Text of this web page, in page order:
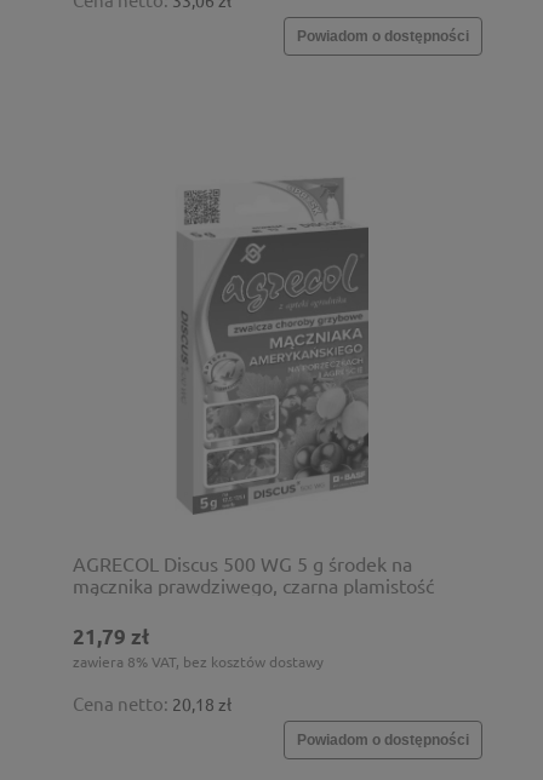
Powiadom o dostępności
AGRECOL Discus 500 WG 5 g środek na
mącznika prawdziwego, czarna plamistość
21,79 zł
zawiera 8% VAT, bez kosztów dostawy
Cena netto: 20,18 zł
Powiadom o dostępności